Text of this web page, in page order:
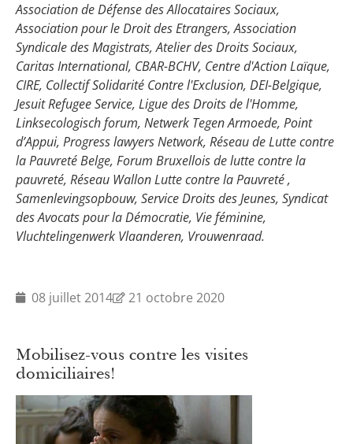
Association de Défense des Allocataires Sociaux,
Association pour le Droit des Etrangers, Association
Syndicale des Magistrats, Atelier des Droits Sociaux,
Caritas International, CBAR-BCHV, Centre d'Action Laïque,
CIRE, Collectif Solidarité Contre l'Exclusion, DEI-Belgique,
Jesuit Refugee Service, Ligue des Droits de l'Homme,
Linksecologisch forum, Netwerk Tegen Armoede, Point
d’Appui, Progress lawyers Network, Réseau de Lutte contre
la Pauvreté Belge, Forum Bruxellois de lutte contre la
pauvreté, Réseau Wallon Lutte contre la Pauvreté ,
Samenlevingsopbouw, Service Droits des Jeunes, Syndicat
des Avocats pour la Démocratie, Vie féminine,
Vluchtelingenwerk Vlaanderen, Vrouwenraad.
08 juillet 2014 21 octobre 2020
Mobilisez-vous contre les visites
domiciliaires!